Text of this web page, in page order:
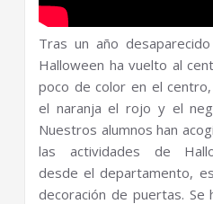
Tras un año
Halloween ha vuelto al
poco de color en el
el naranja el rojo y el
Nuestros alumnos han
las actividades de
desde el departamento,
decoración de puertas. Se